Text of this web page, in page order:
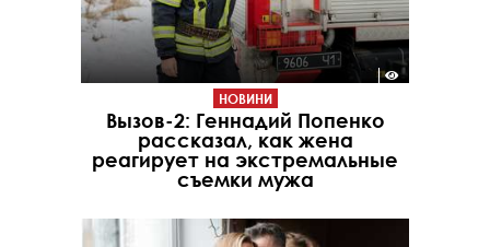
НОВИНИ
Вызов-2: Геннадий Попенко
рассказал, как жена
реагирует на экстремальные
съемки мужа